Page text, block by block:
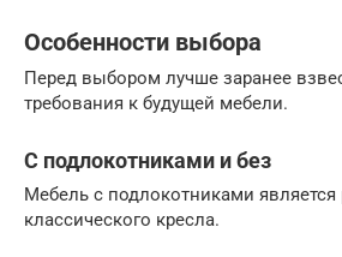
Особенности выбора
Перед выбором лучше заранее
требования к будущей мебели.
С подлокотниками и без
Мебель с подлокотниками
классического кресла.